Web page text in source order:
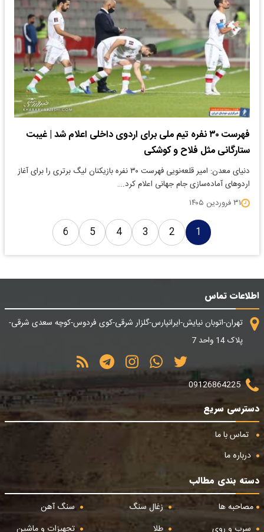
فهرست ۳۰ نفره تیم ملی برای اردوی داخلی اعلام شد | غیبت
ستارگانی مثل فلاح و کوشکی
دنیای معدن: امیر قلعه‌نویی فهرست ۳۰ نفره بازیکنان لیگ برتری را برای آغاز
اردوهای آماده‌سازی جام جهانی اعلام کرد.…
۳۱ فروردین ۱۴۰۵
1
2
3
4
5
6
اطلاعات تماس
تهران-اتوبان نیایش-ایرانپارس-گلزار شرقی-کوی فردوس-کوچه سعدی شرقی-
پلاک 14 واحد 7
09126864225
دسترسی سریع
تماس با ما
درباره ما
دسته بندی مطالب
مصاحبه ها
زغال سنگ
سنگ آهن
سرب و روی
طلا تجهیزات و ماشین